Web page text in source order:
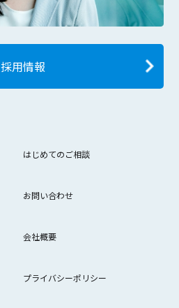
採用情報
はじめてのご相談
お問い合わせ
会社概要
プライバシーポリシー